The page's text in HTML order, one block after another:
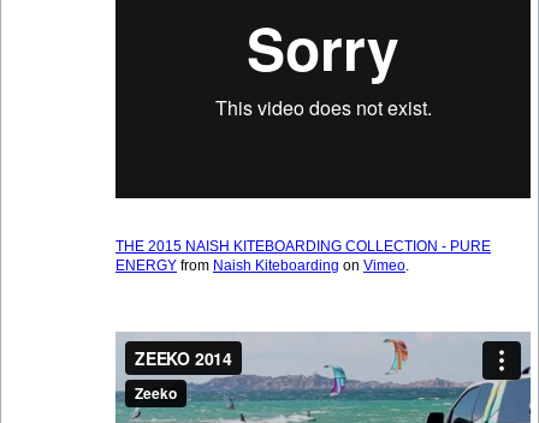
THE 2015 NAISH KITEBOARDING COLLECTION - PURE
ENERGY from Naish Kiteboarding on Vimeo.